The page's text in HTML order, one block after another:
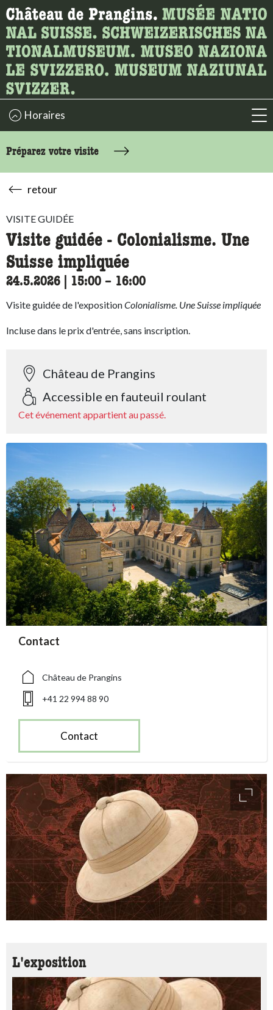
Recherche
Ici, vous pouvez rechercher le contenu de la page.
Horaires
Préparez votre visite
retour
VISITE GUIDÉE
Visite guidée - Colonialisme. Une
Suisse impliquée
24.5.2026 15:00 accessibility.time_to
– 16:00
Visite guidée de l'expositionColonialisme. Une Suisse impliquée
Incluse dans le prix d'entrée, sans inscription.
Château de Prangins
Accessible en fauteuil roulant
Cet événement appartient au passé.
accessibility.sr-only.person_card_info
Contact
accessibility.sr-only.museum
Château de Prangins
accessibility.sr-only.phone
+41 22 994 88 90
Contact
L'exposition